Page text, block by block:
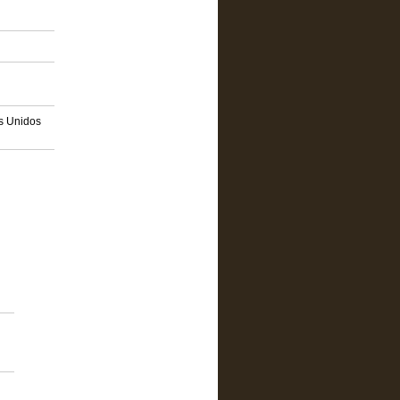
Unidos